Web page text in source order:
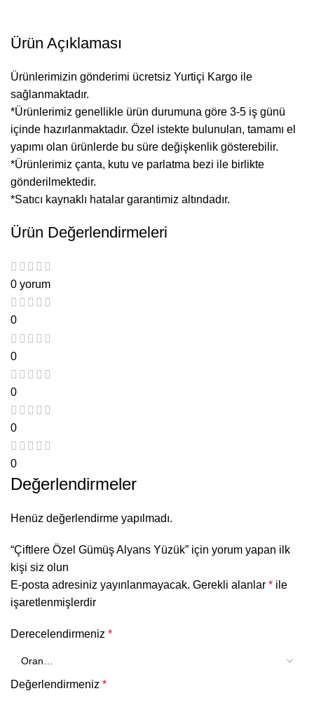
Ürün Açıklaması
Ürünlerimizin gönderimi ücretsiz Yurtiçi Kargo ile
sağlanmaktadır.
*Ürünlerimiz genellikle ürün durumuna göre 3-5 iş günü
içinde hazırlanmaktadır. Özel istekte bulunulan, tamamı el
yapımı olan ürünlerde bu süre değişkenlik gösterebilir.
*Ürünlerimiz çanta, kutu ve parlatma bezi ile birlikte
gönderilmektedir.
*Satıcı kaynaklı hatalar garantimiz altındadır.
Ürün Değerlendirmeleri
0 yorum
0
0
0
0
0
Değerlendirmeler
Henüz değerlendirme yapılmadı.
“Çiftlere Özel Gümüş Alyans Yüzük” için yorum yapan ilk
kişi siz olun
E-posta adresiniz yayınlanmayacak. Gerekli alanlar * ile
işaretlenmişlerdir
Derecelendirmeniz *
Değerlendirmeniz *